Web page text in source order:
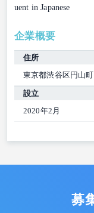
uent in Japanese
企業概要
住所
東京都渋谷区円山
設立
2020年2月
募